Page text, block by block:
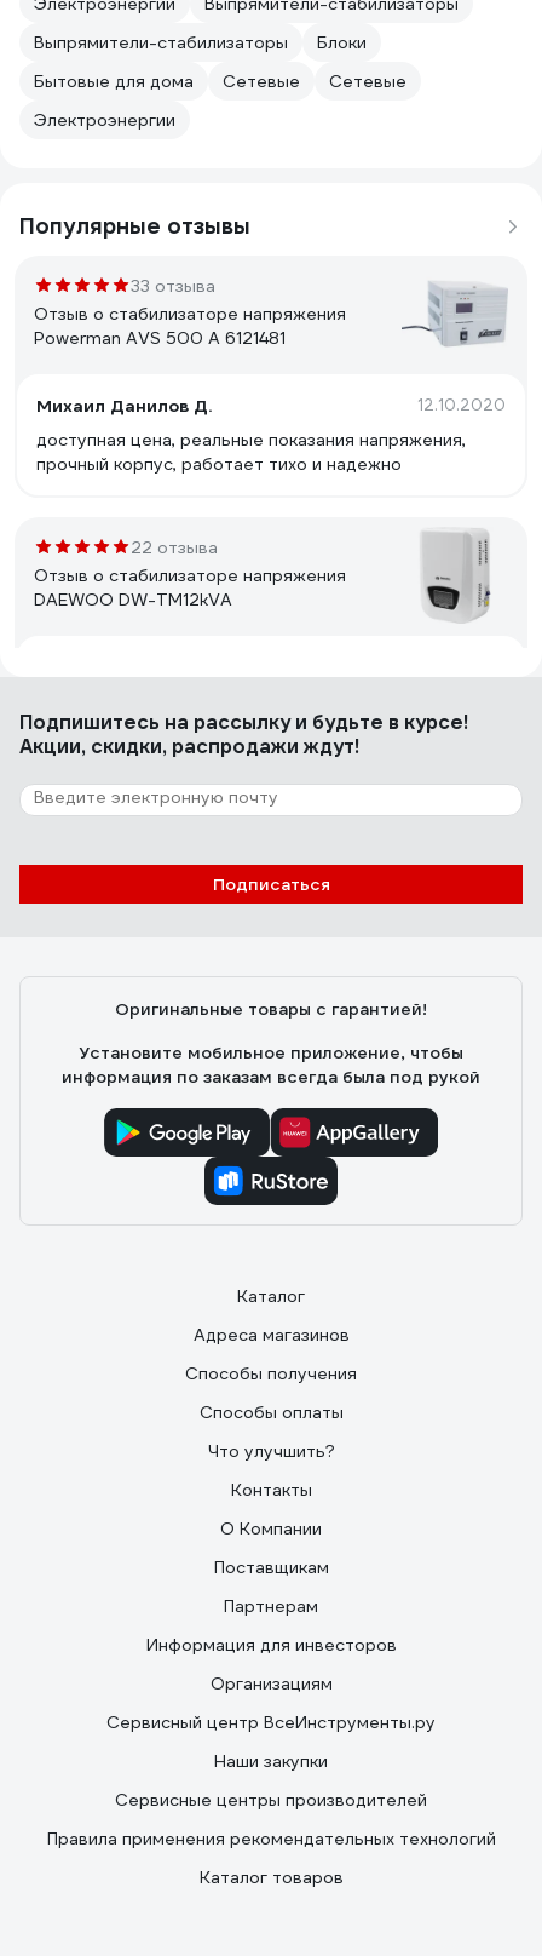
Выпрямители-стабилизаторы
Блоки
Бытовые для дома
Сетевые
Сетевые
Электроэнергии
Популярные отзывы
33 отзыва
Отзыв о стабилизаторе напряжения
Powerman AVS 500 A 6121481
Михаил Данилов Д. 12.10.2020
доступная цена, реальные показания напряжения,
прочный корпус, работает тихо и надежно
22 отзыва
Отзыв о стабилизаторе напряжения
DAEWOO DW-TM12kVA
Байпас
3 отзыва
SmartWatt AVR SERVO 20000SF
надежное решение. Рекомендую.
Подпишитесь на рассылкуи будьте в курсе!
Акции, скидки, распродажи ждут!
Подписаться
Оригинальные товары с гарантией!
Установите мобильное приложение, чтобы
информация по заказам всегда была под рукой
Каталог
Адреса магазинов
Способы получения
Способы оплаты
Что улучшить?
Контакты
О Компании
Поставщикам
Партнерам
Информация для инвесторов
Организациям
Сервисный центр ВсеИнструменты.ру
Наши закупки
Сервисные центры производителей
Правила применения рекомендательных технологий
Каталог товаров